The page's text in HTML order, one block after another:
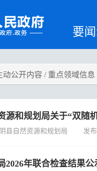
要
动公开内容 / 重点领域信息
源和规划局关于“双随
县自然资源和规划局 发布
2026年联合检查结果公